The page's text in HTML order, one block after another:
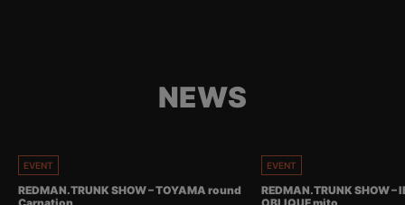
NEWS
EVENT
REDMAN.TRUNK SHOW – TOYAMA round
EVENT
REDMAN.TRUNK SHOW